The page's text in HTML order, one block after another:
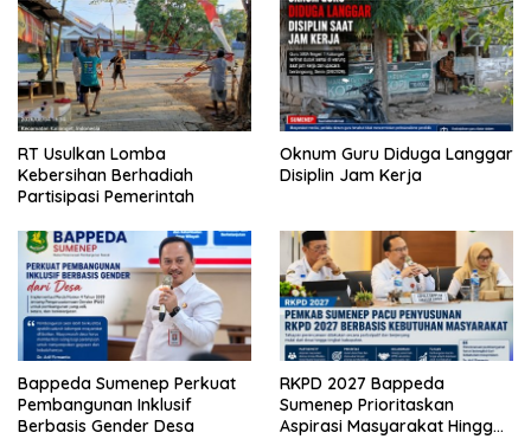
RT Usulkan Lomba
Kebersihan Berhadiah
Partisipasi Pemerintah
Oknum Guru Diduga Langgar
Disiplin Jam Kerja
Bappeda Sumenep Perkuat
Pembangunan Inklusif
Berbasis Gender Desa
RKPD 2027 Bappeda
Sumenep Prioritaskan
Aspirasi Masyarakat Hingga